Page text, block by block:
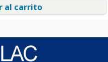
al carrito